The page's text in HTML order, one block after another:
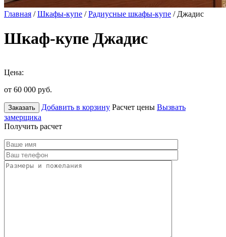
Главная /Шкафы-купе /Радиусные шкафы-купе / Джадис
Шкаф-купе Джадис
Цена:
от 60 000 руб.
Заказать Добавить в корзину Расчет цены Вызвать
замерщика
Получить расчет